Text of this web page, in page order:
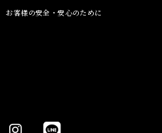
お客様の安全・安心のために